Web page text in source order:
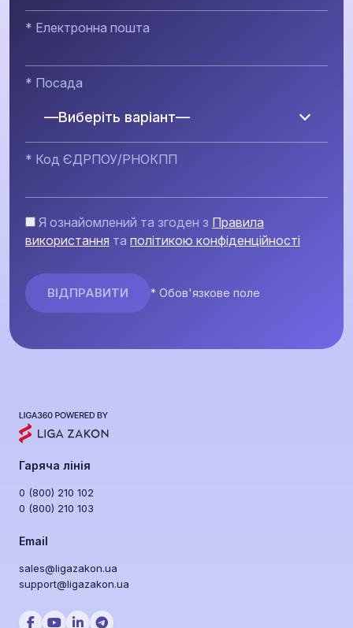
* Електронна пошта
* Посада
—Виберіть варіант—
* Код ЄДРПОУ/РНОКПП
Я ознайомлений та згоден з Правила
використання та політикою конфіденційності
* Обов'язкове поле
Гаряча лінія
0 (800) 210 102
0 (800) 210 103
Email
sales@ligazakon.ua
support@ligazakon.ua